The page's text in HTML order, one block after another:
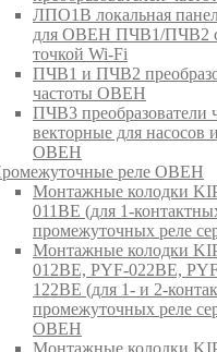
ЛПО1В локальная
для ОВЕН ПЧВ1/ПЧВ2
точкой Wi-Fi
ПЧВ1 и ПЧВ2
частоты ОВЕН
ПЧВ3 преобразователи
векторные для насосов
ОВЕН
реле ОВЕН
Монтажные колодки
011BE (для 1-
промежуточных реле
Монтажные колодки
012BE, PYF-022BE,
122BE (для 1- и 2-
промежуточных реле
ОВЕН
Монтажные колодки